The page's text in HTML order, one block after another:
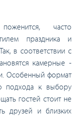
часто
праздника и
в соответствии с
камерные -
Особенный формат
подхода к выбору
гостей стоит не
друзей и близких